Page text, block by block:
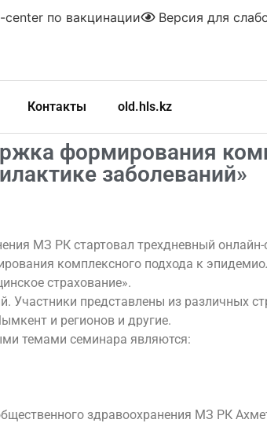
Версия для
center по вакцинации
Контакты old.hls.kz
формирования
заболеваний»
МЗ РК стартовал трехдневный
комплексного подхода к
страхование».
Участники представлены из различных
и регионов и другие.
темами семинара являются:
здравоохранения МЗ РК